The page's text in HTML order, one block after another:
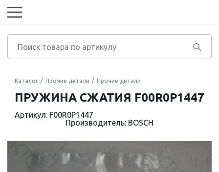
Каталог Прочие детали Прочие детали
ПРУЖИНА СЖАТИЯ F00R0P1447
Артикул: F00R0P1447
Производитель: BOSCH